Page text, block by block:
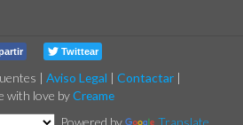
Twittear
| Aviso Legal | Contactar |
with love byCreame
Powered by
Translate